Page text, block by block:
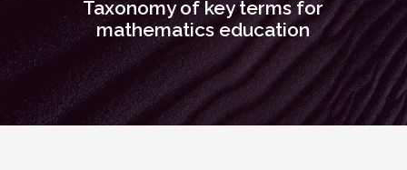
Taxonomy of key terms for
mathematics education